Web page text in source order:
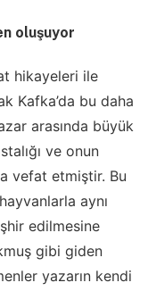
oluşuyor
hikayeleri ile
Kafka’da bu daha
arasında büyük
ve onun
vefat etmiştir. Bu
aynı
edilmesine
gibi giden
yazarın kendi